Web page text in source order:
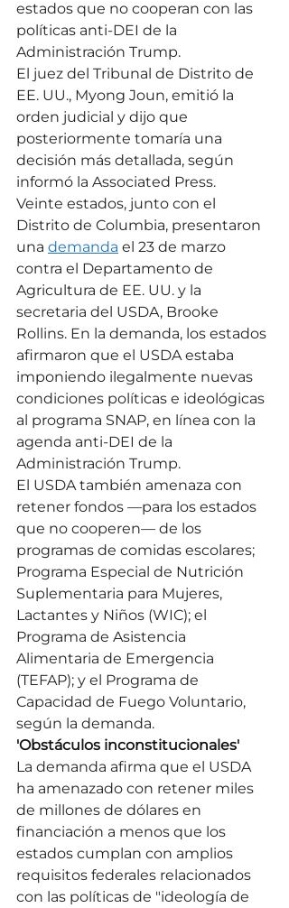
estados que no cooperan con las
políticas anti-DEI de la
Administración Trump.
El juez del Tribunal de Distrito de
EE. UU., Myong Joun, emitió la
orden judicial y dijo que
posteriormente tomaría una
decisión más detallada, según
informó la Associated Press.
Veinte estados, junto con el
Distrito de Columbia, presentaron
una demanda el 23 de marzo
contra el Departamento de
Agricultura de EE. UU. y la
secretaria del USDA, Brooke
Rollins. En la demanda, los estados
afirmaron que el USDA estaba
imponiendo ilegalmente nuevas
condiciones políticas e ideológicas
al programa SNAP, en línea con la
agenda anti-DEI de la
Administración Trump.
El USDA también amenaza con
retener fondos —para los estados
que no cooperen— de los
programas de comidas escolares;
Programa Especial de Nutrición
Suplementaria para Mujeres,
Lactantes y Niños (WIC); el
Programa de Asistencia
Alimentaria de Emergencia
(TEFAP); y el Programa de
Capacidad de Fuego Voluntario,
según la demanda.
'Obstáculos inconstitucionales'
La demanda afirma que el USDA
ha amenazado con retener miles
de millones de dólares en
financiación a menos que los
estados cumplan con amplios
requisitos federales relacionados
con las políticas de "ideología de